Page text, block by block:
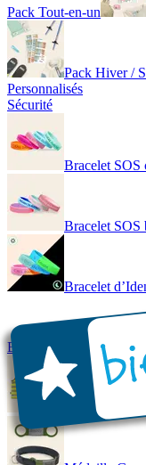
Pack Tout-en-un
Pack Hiver /
Personnalisés
Sécurité
Bracelet SOS
Bracelet SOS
Bracelet
Bracelet personnalisé
Gilet de